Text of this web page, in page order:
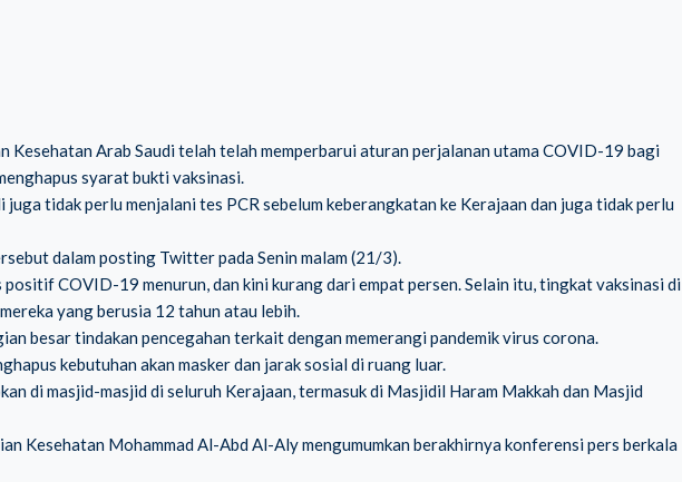
Kesehatan Arab Saudi telah telah memperbarui aturan perjalanan utama COVID-19 bagi
syarat bukti vaksinasi.
juga tidak perlu menjalani tes PCR sebelum keberangkatan ke Kerajaan dan juga tidak perlu
dalam posting Twitter pada Senin malam (21/3).
positif COVID-19 menurun, dan kini kurang dari empat persen. Selain itu, tingkat vaksinasi di
yang berusia 12 tahun atau lebih.
besar tindakan pencegahan terkait dengan memerangi pandemik virus corona.
kebutuhan akan masker dan jarak sosial di ruang luar.
di masjid-masjid di seluruh Kerajaan, termasuk di Masjidil Haram Makkah dan Masjid
Kesehatan Mohammad Al-Abd Al-Aly mengumumkan berakhirnya konferensi pers berkala